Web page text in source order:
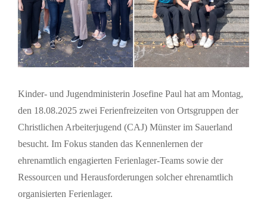
Kinder- und Jugendministerin Josefine Paul hat am Montag,
den 18.08.2025 zwei Ferienfreizeiten von Ortsgruppen der
Christlichen Arbeiterjugend (CAJ) Münster im Sauerland
besucht. Im Fokus standen das Kennenlernen der
ehrenamtlich engagierten Ferienlager-Teams sowie der
Ressourcen und Herausforderungen solcher ehrenamtlich
organisierten Ferienlager.